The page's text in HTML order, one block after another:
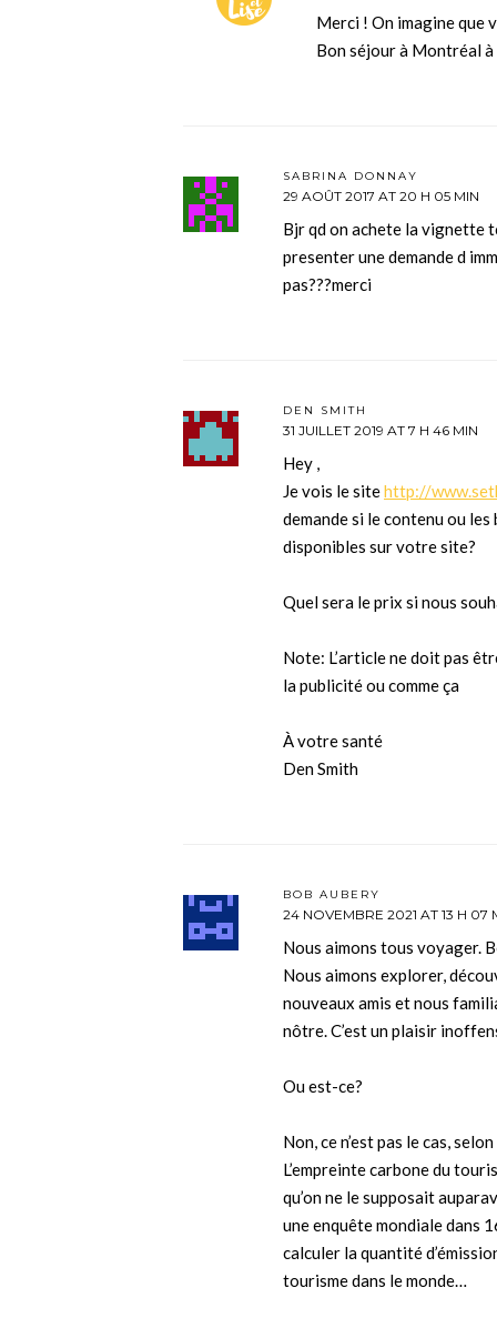
Merci ! On imagine que
Bon séjour à Montréal à
SABRINA DONNAY
29 AOÛT 2017 AT 20 H 05 MIN
Bjr qd on achete la vignette
presenter une demande d
pas???merci
DEN SMITH
31 JUILLET 2019 AT 7 H 46 MIN
Hey ,
Je vois le sitehttp://
demande si le contenu ou
disponibles sur votre site?
Quel sera le prix si nous
Note: L’article ne doit pas
la publicité ou comme ça
À votre santé
Den Smith
BOB AUBERY
24 NOVEMBRE 2021 AT 13 H 07
Nous aimons tous voyager.
Nous aimons explorer,
nouveaux amis et nous
nôtre. C’est un plaisir
Ou est-ce?
Non, ce n’est pas le cas,
L’empreinte carbone du
qu’on ne le supposait
une enquête mondiale dans
calculer la quantité
tourisme dans le monde…